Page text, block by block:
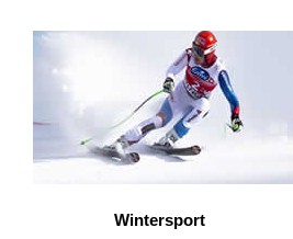
Wintersport